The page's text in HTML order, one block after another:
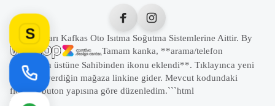
Tüm Hakları Kafkas Oto Isıtma Soğutma Sistemlerine Aittir. By
Tamam kanka, **arama/telefon
butonunun üstüne Sahibinden ikonu eklendi**. Tıklayınca yeni
sekmede verdiğin mağaza linkine gider. Mevcut kodundaki
floating buton yapısına göre düzenledim.```html
S
```